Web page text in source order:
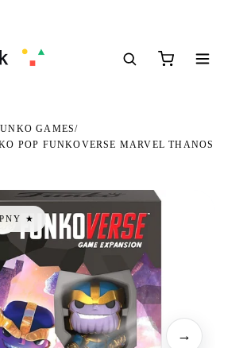
GAMES/
POP FUNKOVERSE MARVEL THANOS
★
→